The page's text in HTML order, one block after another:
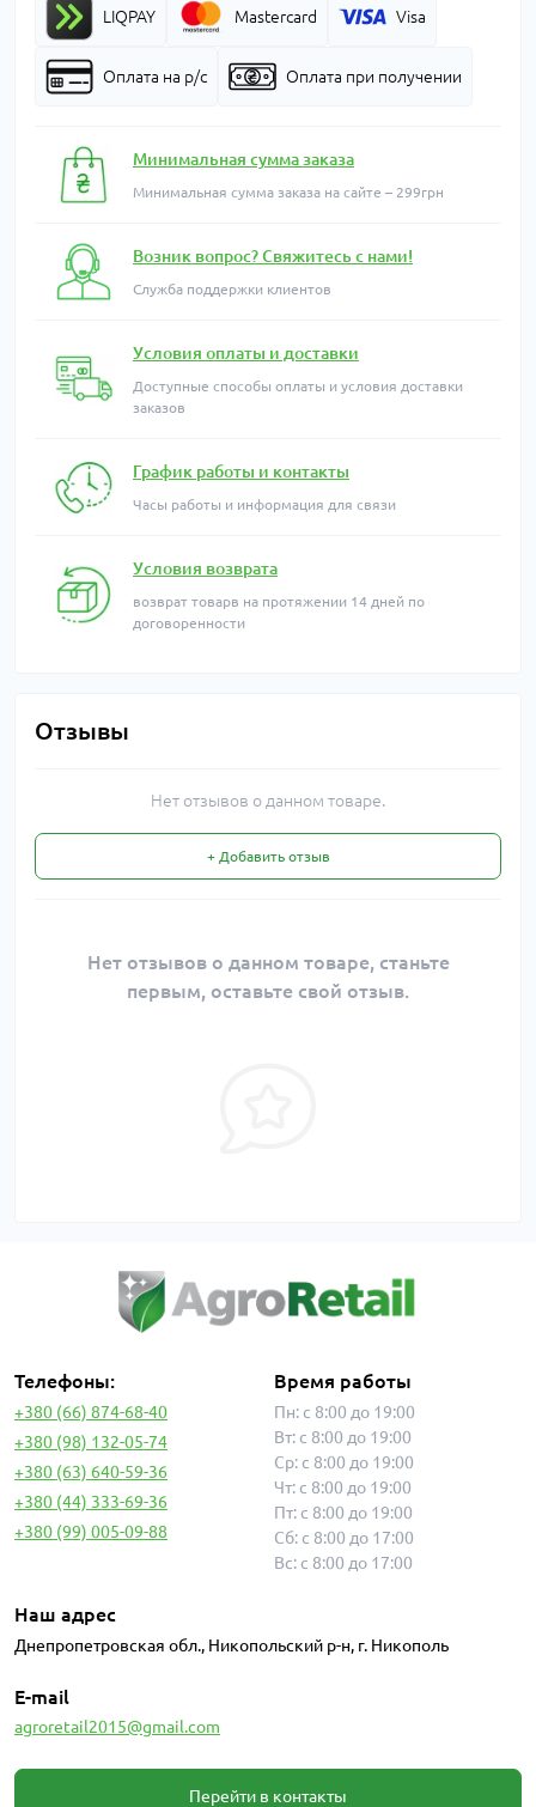
LIQPAY Mastercard Visa
Оплата на р/с Оплата при получении
Минимальная сумма заказа
Минимальная сумма заказа на сайте – 299грн
Возник вопрос? Свяжитесь с нами!
Служба поддержки клиентов
Условия оплаты и доставки
Доступные способы оплаты и условия доставки
заказов
График работы и контакты
Часы работы и информация для связи
Условия возврата
возврат товарв на протяжении 14 дней по
договоренности
Отзывы
Нет отзывов о данном товаре.
+ Добавить отзыв
Нет отзывов о данном товаре, станьте
первым, оставьте свой отзыв.
Телефоны:
+380 (66) 874-68-40
+380 (98) 132-05-74
+380 (63) 640-59-36
+380 (44) 333-69-36
+380 (99) 005-09-88
Время работы
Пн: с 8:00 до 19:00
Вт: с 8:00 до 19:00
Ср: с 8:00 до 19:00
Чт: с 8:00 до 19:00
Пт: с 8:00 до 19:00
Сб: с 8:00 до 17:00
Вс: с 8:00 до 17:00
Наш адрес
Днепропетровская обл., Никопольский р-н, г. Никополь
E-mail
agroretail2015@gmail.com
Перейти в контакты